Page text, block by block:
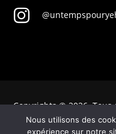

Copyrights © 2026. Tous
Nous utilisons des
expérience sur notre